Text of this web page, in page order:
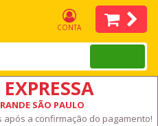
CONTA
SÃO PAULO
a confirmação do pagamento!